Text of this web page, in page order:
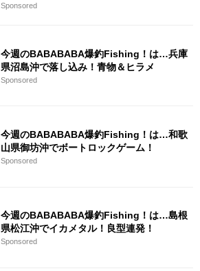
Sponsored
今週のBABABABA爆釣Fishing！は…兵庫
県沼島沖で落し込み！青物＆ヒラメ
Sponsored
今週のBABABABA爆釣Fishing！は…和歌
山県御坊沖でボートロックゲーム！
Sponsored
今週のBABABABA爆釣Fishing！は…島根
県松江沖でイカメタル！良型連発！
Sponsored